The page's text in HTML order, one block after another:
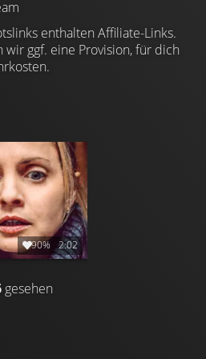
enthalten Affiliate-Links.
wir ggf. eine Provision, für dich
90% 2:02
gesehen